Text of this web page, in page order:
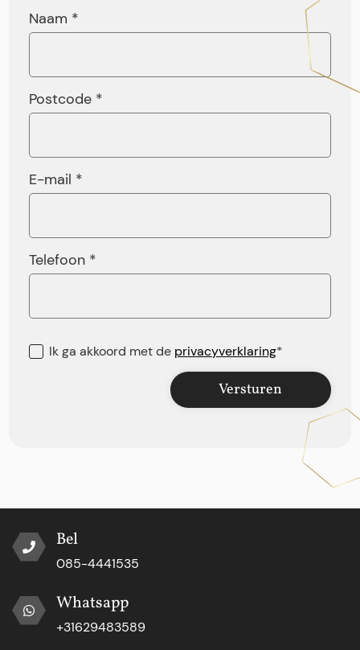
Naam *
Postcode *
E-mail *
Telefoon *
Ik ga akkoord met de privacyverklaring*
Versturen
Bel
085-4441535
Whatsapp
+31629483589